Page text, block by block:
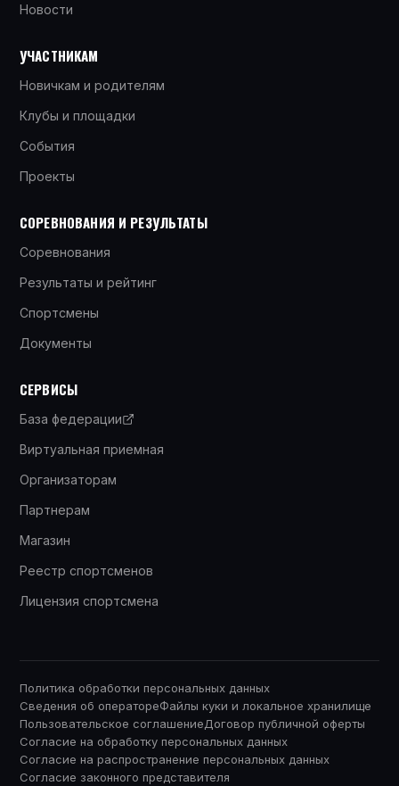
Новости
УЧАСТНИКАМ
Новичкам и родителям
Клубы и площадки
События
Проекты
СОРЕВНОВАНИЯ И РЕЗУЛЬТАТЫ
Соревнования
Результаты и рейтинг
Спортсмены
Документы
СЕРВИСЫ
База федерации
Виртуальная приемная
Организаторам
Партнерам
Магазин
Реестр спортсменов
Лицензия спортсмена
Политика обработки персональных данных
Сведения об оператореФайлы куки и локальное хранилище
Пользовательское соглашениеДоговор публичной оферты
Согласие на обработку персональных данных
Согласие на распространение персональных данных
Согласие законного представителя